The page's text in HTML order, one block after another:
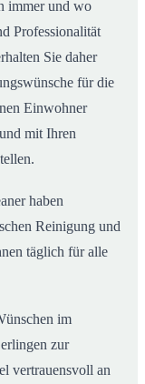
immer und wo
Professionalität
Sie daher
für die
Einwohner
mit Ihren
haben
Reinigung und
täglich für alle
im
zur
vertrauensvoll an